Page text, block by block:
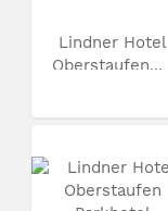
Lindner Hotel
Oberstaufen...